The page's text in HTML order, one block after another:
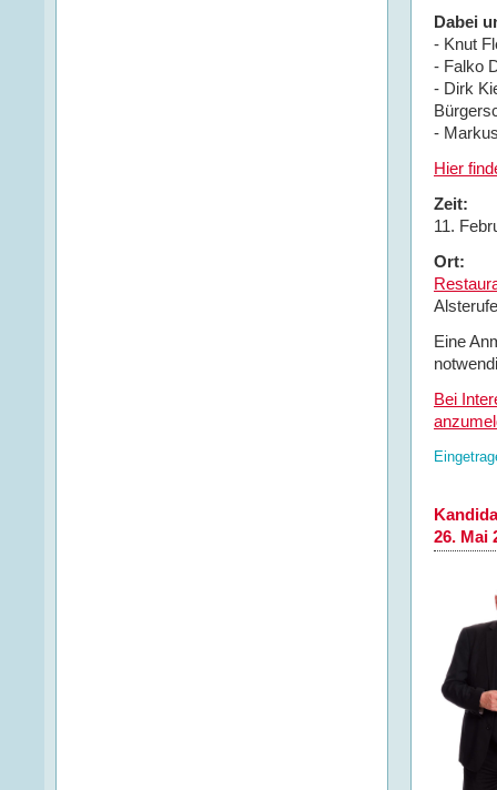
Dabei
- Knut
- Falko
- Dirk
-
Hier
Zeit:
11.
Ort:
Eine
Bei
26. Mai